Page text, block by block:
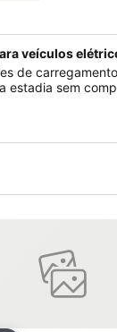
veículos
de
estadia sem